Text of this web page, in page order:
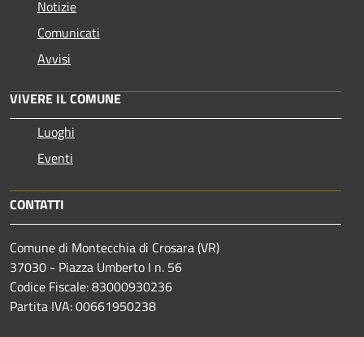
Notizie
Comunicati
Avvisi
VIVERE IL COMUNE
Luoghi
Eventi
CONTATTI
Comune di Montecchia di Crosara (VR)
37030 - Piazza Umberto I n. 56
Codice Fiscale: 83000930236
Partita IVA: 00661950238